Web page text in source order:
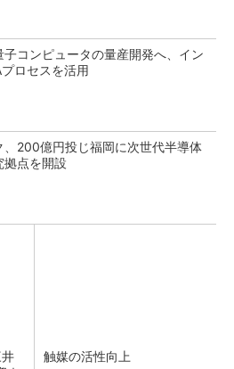
子コンピュータの量産開発へ、イン
ロセスを活用
、200億円投じ福岡に次世代半導体
拠点を開設
触媒の活性向上